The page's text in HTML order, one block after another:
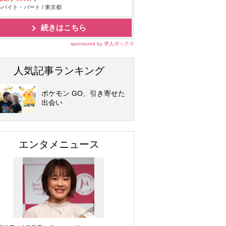
バイト・パート / 東京都
続きはこちら
sponsored by 求人ボックス
人気記事ランキング
ポケモン GO、引き寄せた
出会い
エンタメニュース